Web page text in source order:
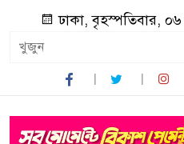
ঢাকা, বৃহস্পতিবার,